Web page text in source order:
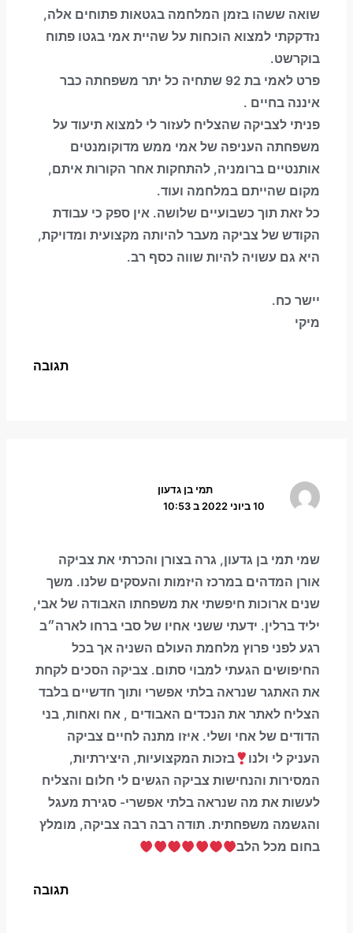
שואה ששהו בזמן המלחמה בגטאות פתוחים אלה,
נזדקקתי למצוא הוכחות על שהיית אמי בגטו פתוח
בוקרשט.
פרט לאמי בת 92 שתחיה כל יתר משפחתה כבר
איננה בחיים .
פניתי לצביקה שהצליח לעזור לי למצוא תיעוד על
משפחתה העניפה של אמי ממש מדוקומנטים
אותנטיים ברומניה, להתחקות אחר הקורות איתם,
מקום שהייתם במלחמה ועוד.
כל זאת תוך כשבועיים שלושה. אין ספק כי עבודת
הקודש של צביקה מעבר להיותה מקצועית ומדויקת,
היא גם עשויה להיות שווה כסף רב.
יישר כח.
מיקי
תגובה
תמי בן גדעון
10 ביוני 2022 ב 10:53
שמי תמי בן גדעון, גרה בצורן והכרתי את צביקה
אורן המדהים במרכז היזמות והעסקים שלנו. משך
שנים ארוכות חיפשתי את משפחתו האבודה של אבי,
יליד ברלין. ידעתי ששני אחיו של סבי ברחו לארה״ב
רגע לפני פרוץ מלחמת העולם השניה אך בכל
החיפושים הגעתי למבוי סתום. צביקה הסכים לקחת
את האתגר שנראה בלתי אפשרי ותוך חדשיים בלבד
הצליח לאתר את הנכדים האבודים , אח ואחות, בני
הדודים של אחי ושלי. איזו מתנה לחיים צביקה
העניק לי ולנו
בזכות המקצועיות, היצירתיות,
המסירות והנחישות צביקה הגשים לי חלום והצליח
לעשות את מה שנראה בלתי אפשרי- סגירת מעגל
והגשמה משפחתית. תודה רבה רבה צביקה, מומלץ
בחום מכל הלב
תגובה